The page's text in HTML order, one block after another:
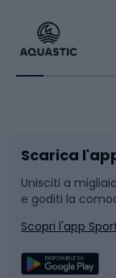
Bikepacking
Bushcraft
Corsa
Sport di
Sport con le
Slitte e
Snowboard
Camminata
Scarica
Unisciti a
e goditi la
Scopri l'app